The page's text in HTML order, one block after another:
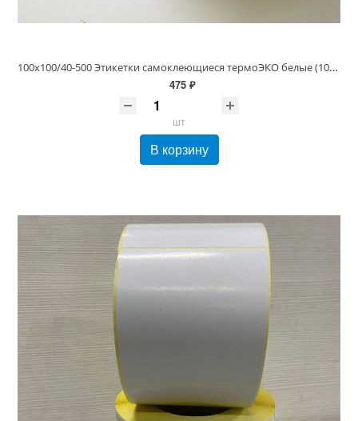
100х100/40-500 Этикетки самоклеющиеся термоЭКО белые (100*100 этикетки, 100х100 ЭКО)
475 ₽
шт
В корзину